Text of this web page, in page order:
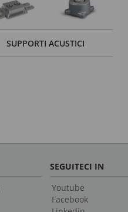
SUPPORTI ACUSTICI
SEGUITECI IN
Youtube
Facebook